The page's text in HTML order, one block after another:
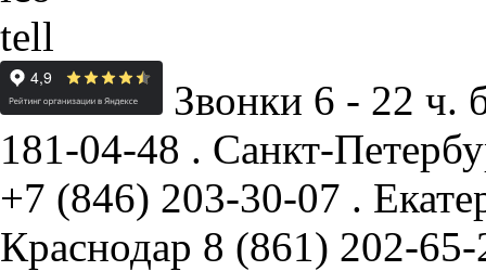
Звонки 6 - 22 ч.
181-04-48 . Санкт-
+7 (846) 203-30-07 .
Краснодар 8 (861) 202-